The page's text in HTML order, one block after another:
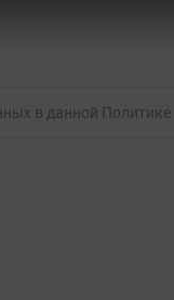
в данной Политике.